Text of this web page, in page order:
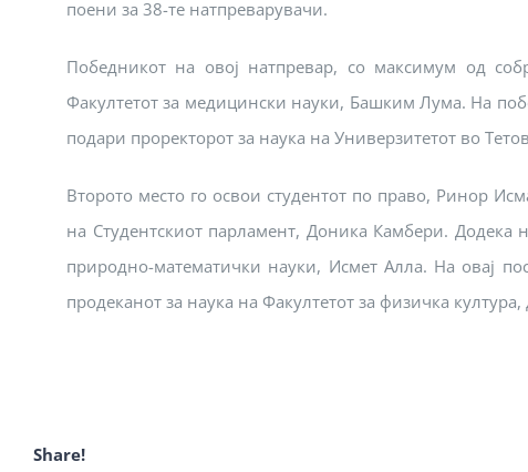
поени за 38-те натпреварувачи.
Победникот на овој натпревар, со максимум од
Факултетот за медицински науки, Башким Лума. На
подари проректорот за наука на Универзитетот во
Второто место го освои студентот по право, Ринор
на Студентскиот парламент, Доника Камбери. Додека
природно-математички науки, Исмет Алла. На овај
продеканот за наука на Факултетот за физичка
Share!